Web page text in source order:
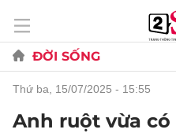
ĐỜI SỐNG
thứ ba, 15/07/2025 - 15:55
Anh ruột vừa có